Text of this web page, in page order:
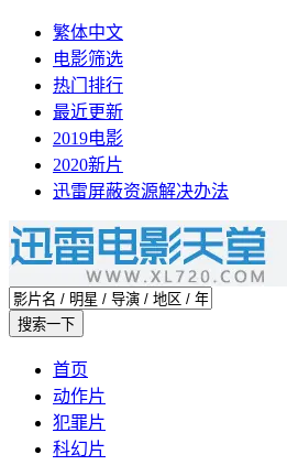
繁体中文
电影筛选
热门排行
最近更新
2019电影
2020新片
迅雷屏蔽资源解决办法
首页
动作片
犯罪片
科幻片